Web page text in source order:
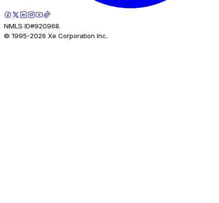
NMLS ID#920968.
© 1995-2026 Xe Corporation Inc.